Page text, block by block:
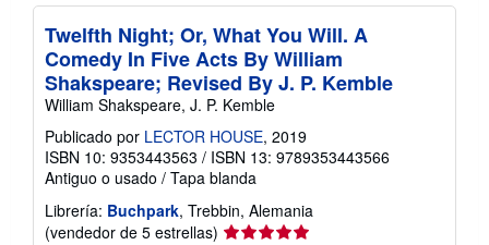
r
e
l
a
s
t
f
Twelfth Night; Or, What You Will. A
Comedy In Five Acts By William
Shakspeare; Revised By J. P. Kemble
William Shakspeare, J. P. Kemble
Publicado por LECTOR HOUSE, 2019
ISBN 10: 9353443563 / ISBN 13: 9789353443566
Antiguo o usado / Tapa blanda
Librería: Buchpark, Trebbin, Alemania
(vendedor de 5 estrellas) Calificación